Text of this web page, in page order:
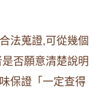
法蒐證,可從幾個
否願意清楚說明
保證「一定查得